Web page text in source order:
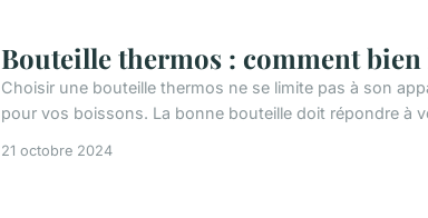
Bouteille thermos : comment
Choisir une bouteille thermos ne se limite pas à son
pour vos boissons. La bonne bouteille doit répondre à
21 octobre 2024